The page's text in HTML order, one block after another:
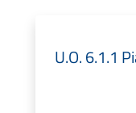
U.O. 6.1.1